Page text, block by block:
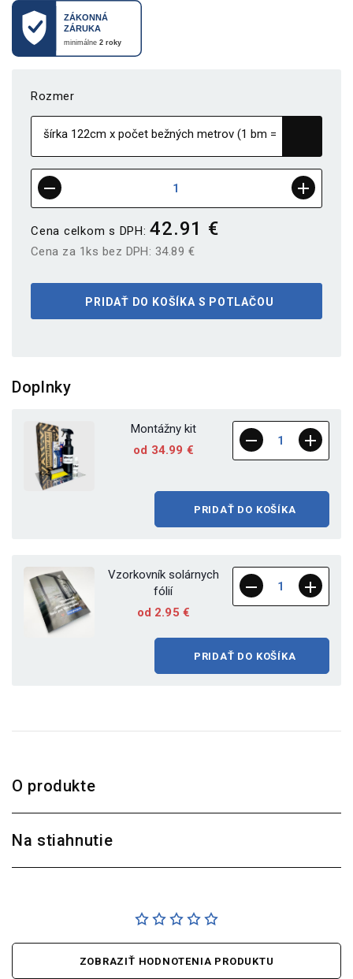
Rozmer
Cena celkom s DPH:42.91 €
Cena za 1ks bez DPH: 34.89 €
PRIDAŤ DO KOŠÍKA S POTLAČOU
Doplnky
Montážny kit
od 34.99 €
PRIDAŤ DO KOŠÍKA
Vzorkovník solárnych
fólií
od 2.95 €
PRIDAŤ DO KOŠÍKA
O produkte
Na stiahnutie
ZOBRAZIŤ HODNOTENIA PRODUKTU